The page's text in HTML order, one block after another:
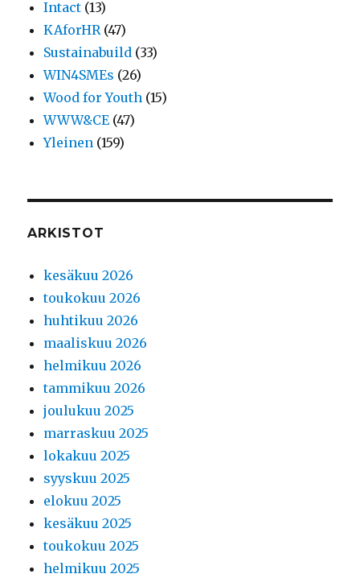
Intact (13)
KAforHR(47)
Sustainabuild (33)
WIN4SMEs (26)
Wood for Youth (15)
WWW&CE (47)
Yleinen (159)
ARKISTOT
kesäkuu 2026
toukokuu 2026
huhtikuu 2026
maaliskuu 2026
helmikuu 2026
tammikuu 2026
joulukuu 2025
marraskuu 2025
lokakuu 2025
syyskuu 2025
elokuu 2025
kesäkuu 2025
toukokuu 2025
helmikuu 2025